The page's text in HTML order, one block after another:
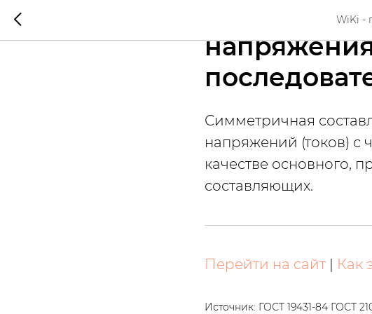
WiKi -
Симметричная
напряжений (токов) с
качестве основного,
составляющих.
Перейти на сайт | Как
Источник: ГОСТ 19431-84 ГОСТ